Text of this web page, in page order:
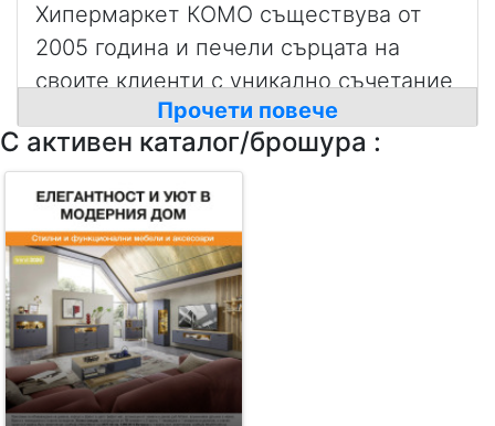
Хипермаркет КОМО съществува от
2005 година и печели сърцата на
своите клиенти с уникално съчетание
от модерни, удобни и качествени
мебели на достъпни цени. КОМО е за
всеки, който обича цветовете в
живота и в интериора и за онези от
нас, които са винаги отворени за нови
идеи как да направят ежедневието си
по-красиво и по-комфортно. КОМО е
магазин за индивидуалисти,
експериментатори, поклонници на
модерното и любители на красивото и
Прочети повече
С активен каталог/брошура :